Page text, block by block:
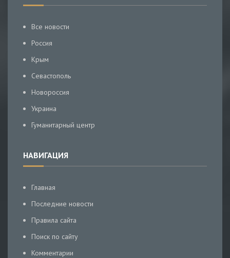
Все новости
Россия
Крым
Севастополь
Новороссия
Украина
Гуманитарный центр
НАВИГАЦИЯ
Главная
Последние новости
Правила сайта
Поиск по сайту
Комментарии